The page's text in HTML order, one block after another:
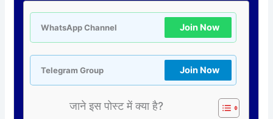
WhatsApp Channel Join Now
Telegram Group Join Now
जाने इस पोस्ट में क्या है?